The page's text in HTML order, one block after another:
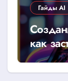
Гайды AI
как